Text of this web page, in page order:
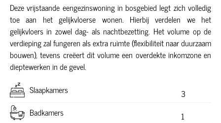
Deze vrijstaande eengezinswoning in bosgebied legt zich volledig
toe aan het gelijkvloerse wonen. Hierbij verdelen we het
gelijkvloers in zowel dag- als nachtbezetting. Het volume op de
verdieping zal fungeren als extra ruimte (flexibiliteit naar duurzaam
bouwen), tevens creëert dit volume een overdekte inkomzone en
dieptewerken in de gevel.
Slaapkamers
3
Badkamers
1